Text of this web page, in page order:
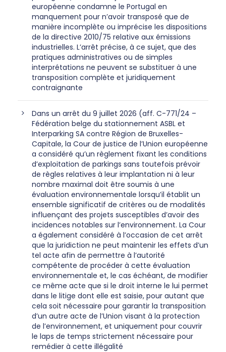
européenne condamne le Portugal en
manquement pour n’avoir transposé que de
manière incomplète ou imprécise les dispositions
de la directive 2010/75 relative aux émissions
industrielles. L’arrêt précise, à ce sujet, que des
pratiques administratives ou de simples
interprétations ne peuvent se substituer à une
transposition complète et juridiquement
contraignante
Dans un arrêt du 9 juillet 2026 (aff. C-771/24 –
Fédération belge du stationnement ASBL et
Interparking SA contre Région de Bruxelles-
Capitale, la Cour de justice de l’Union européenne
a considéré qu’un règlement fixant les conditions
d’exploitation de parkings sans toutefois prévoir
de règles relatives à leur implantation ni à leur
nombre maximal doit être soumis à une
évaluation environnementale lorsqu’il établit un
ensemble significatif de critères ou de modalités
influençant des projets susceptibles d’avoir des
incidences notables sur l’environnement. La Cour
a également considéré à l’occasion de cet arrêt
que la juridiction ne peut maintenir les effets d’un
tel acte afin de permettre à l’autorité
compétente de procéder à cette évaluation
environnementale et, le cas échéant, de modifier
ce même acte que si le droit interne le lui permet
dans le litige dont elle est saisie, pour autant que
cela soit nécessaire pour garantir la transposition
d’un autre acte de l’Union visant à la protection
de l’environnement, et uniquement pour couvrir
le laps de temps strictement nécessaire pour
remédier à cette illégalité